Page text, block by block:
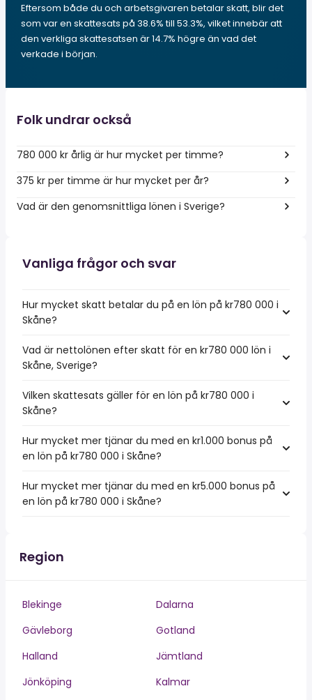
Eftersom både du och arbetsgivaren betalar skatt, blir det
som var en skattesats på 38.6% till 53.3%, vilket innebär att
den verkliga skattesatsen är 14.7% högre än vad det
verkade i början.
Folk undrar också
780 000 kr årlig är hur mycket per timme?
375 kr per timme är hur mycket per år?
Vad är den genomsnittliga lönen i Sverige?
Vanliga frågor och svar
Hur mycket skatt betalar du på en lön på kr780 000 i
Skåne?
Vad är nettolönen efter skatt för en kr780 000 lön i
Skåne, Sverige?
Vilken skattesats gäller för en lön på kr780 000 i
Skåne?
Hur mycket mer tjänar du med en kr1.000 bonus på
en lön på kr780 000 i Skåne?
Hur mycket mer tjänar du med en kr5.000 bonus på
en lön på kr780 000 i Skåne?
Region
Blekinge
Dalarna
Gävleborg
Gotland
Halland
Jämtland
Jönköping
Kalmar